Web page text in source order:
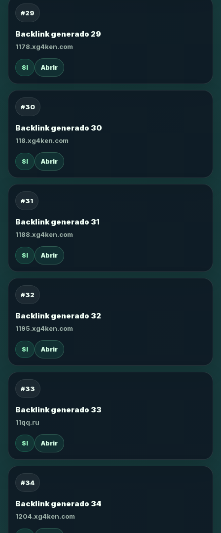
#29
Backlink generado 29
1178.xg4ken.com
SI Abrir
#30
Backlink generado 30
118.xg4ken.com
SI Abrir
#31
Backlink generado 31
1188.xg4ken.com
SI Abrir
#32
Backlink generado 32
1195.xg4ken.com
SI Abrir
#33
Backlink generado 33
11qq.ru
SI Abrir
#34
Backlink generado 34
1204.xg4ken.com